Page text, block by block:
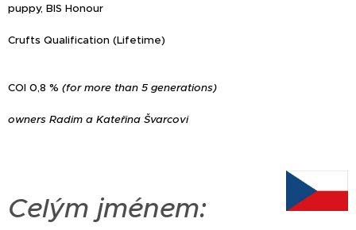
puppy, BIS Honour
Crufts Qualification (Lifetime)
COI 0,8 % (for more than 5 generations)
owners Radim a Kateřina Švarcovi
Celým jménem: